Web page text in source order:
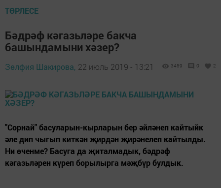
ТӨРЛЕСЕ
Бәдрәф кәгазьләре бакча
башындамыни хәзер?
Зөлфия Шакирова, 22 июль 2019 - 13:21 3459 0 2
"Сорнай" басуларын-кырларын бер әйләнеп кайтыйк
әле дип чыгып киткән җирдән җирәнелеп кайтылды.
Ни өченме? Басуга да җиталмадык, бәдрәф
кәгазьләрен күреп борылырга мәҗбүр булдык.